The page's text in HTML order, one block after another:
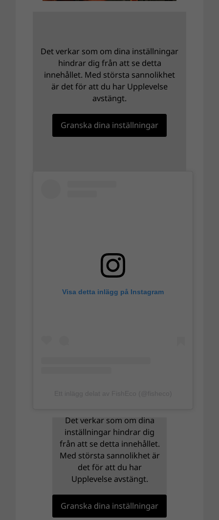
Det verkar som om dina inställningar
hindrar dig från att se detta
innehållet. Med största sannolikhet
är det för att du har Upplevelse
avstängt.
Granska dina inställningar
Visa detta inlägg på Instagram
Det verkar som om dina
inställningar hindrar dig
från att se detta innehållet.
Med största sannolikhet är
det för att du har
Upplevelse avstängt.
Granska dina inställningar